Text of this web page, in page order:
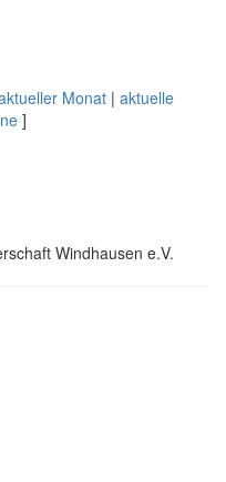
Monat | aktuelle
]
Windhausen e.V.